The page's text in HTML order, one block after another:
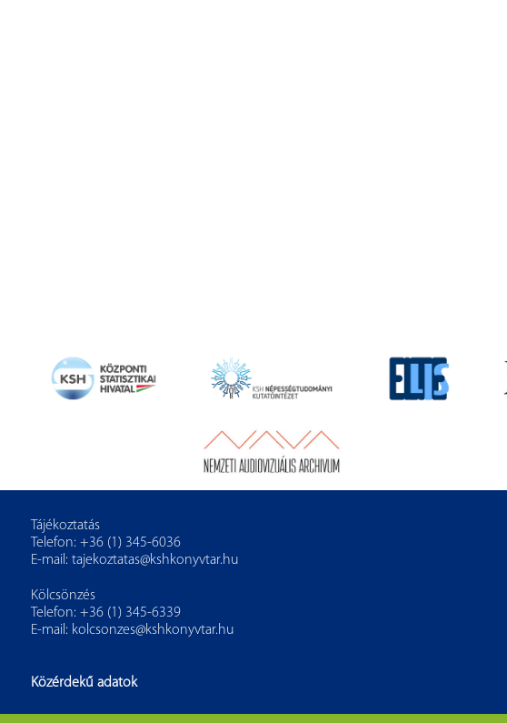
Tájékoztatás
Telefon: +36 (1) 345-6036
E-mail: tajekoztatas@kshkonyvtar.hu
Kölcsönzés
Telefon: +36 (1) 345-6339
E-mail: kolcsonzes@kshkonyvtar.hu
Közérdekű adatok